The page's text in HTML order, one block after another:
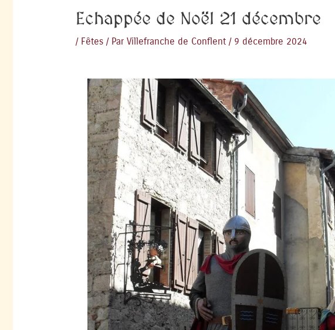
Echappée de Noël 21 décembre
/ Fêtes/ Par Villefranche de Conflent / 9 décembre 2024